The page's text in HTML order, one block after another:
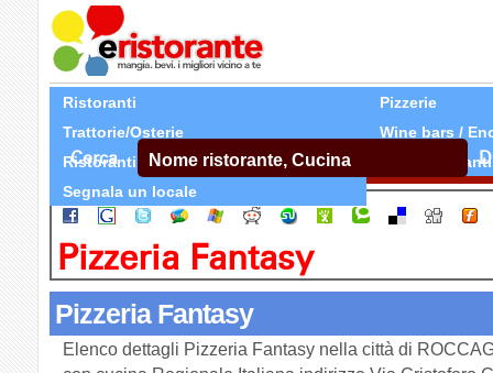
Ristoranti
Pizzerie
Trattorie/Osterie
Wine bars /
Ristoranti Etnici
Tutti Ristoranti
Segnala un locale
Cerca
Pizzeria Fantasy
Pizzeria Fantasy
Elenco dettagli Pizzeria Fantasy nella città di